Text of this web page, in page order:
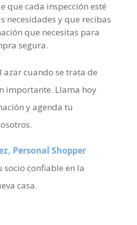
que cada inspección esté
necesidades y que recibas
que necesitas para
segura.
azar cuando se trata de
importante. Llama hoy
y agenda tu
Personal Shopper
socio confiable en la
casa.